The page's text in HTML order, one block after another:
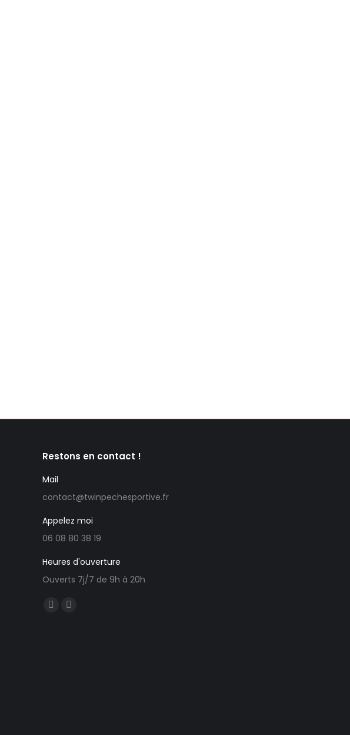
Restons en contact !
Mail
contact@twinpechesportive.fr
Appelez moi
06 08 80 38 19
Heures d'ouverture
Ouverts 7j/7 de 9h à 20h
Trouvez nous sur :
Facebook
E-